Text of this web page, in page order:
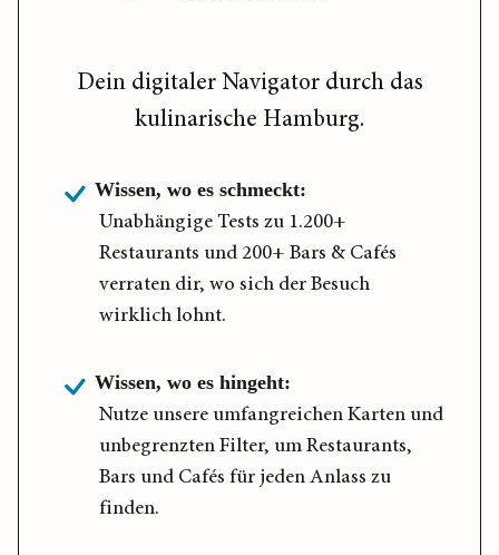
Dein digitaler Navigator durch das
kulinarische Hamburg.
Wissen, wo es schmeckt:
Unabhängige Tests zu 1.200+
Restaurants und 200+ Bars & Cafés
verraten dir, wo sich der Besuch
wirklich lohnt.
Wissen, wo es hingeht:
Nutze unsere umfangreichen Karten und
unbegrenzten Filter, um Restaurants,
Bars und Cafés für jeden Anlass zu
finden.